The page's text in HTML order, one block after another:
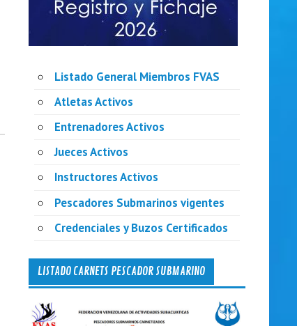
Listado General Miembros FVAS
Atletas Activos
Entrenadores Activos
Jueces Activos
Instructores Activos
Pescadores Submarinos vigentes
Credenciales y Buzos Certificados
LISTADO CARNETS PESCADOR SUBMARINO